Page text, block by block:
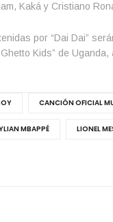
Kaká y Cristiano
por “Dai Dai”
Kids” de
CANCIÓN OFICIAL
MBAPPÉ LIONEL